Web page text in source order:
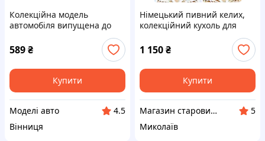
Колекційна модель
автомобіля випущена до
«Дня німецького пива» 2002
року.
589₴
Купити
Моделі авто
4.5
Вінниця
Німецький пивний келих,
колекційний кухоль для
пива, кераміка, олов'яна
кришка, Німеччина,
німецька тематика
1 150₴
Купити
Магазин старовини та вінтажу "Антикварна лавка"
5
Миколаїв